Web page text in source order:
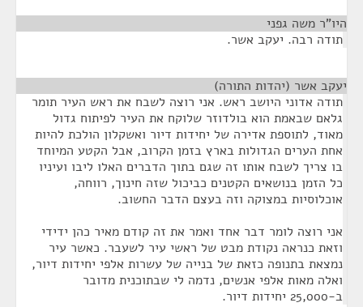
היו"ר משה גפני
תודה רבה. יעקב אשר.
יעקב אשר (יהדות התורה)
תודה אדוני היושב ראש. אני רוצה לשבח את ראש העיר תומר
גלאם שבאמת הוא בולדוזר שלוקח את העיר לפיתוח גדול
מאוד, לתוספת אדירה של יחידות דיור ואשקלון הולכת להיות
אחת הערים הגדולות בארץ בזמן הקרוב, אבל הקטע המיוחד
בו צריך לשבח אותו זה שגם בתוך הדברים האלו ליבו ועיניו
כל הזמן בנושאים הקטנים כביכול שזה חינוך, רווחה,
אוכלוסיות במצוקה וזה בעצם הדבר החשוב.
אני רוצה לומר דבר אחד ואמר את זה קודם מאיר כהן ידידי
וזאת כנראה נקודת מבט של ראשי עיר לשעבר. כאשר עיר
נמצאת בתנופה כזאת של בנייה של עשרות אלפי יחידות דיור,
ואלה מאות אלפי אנשים, נדמה לי שבתוכנית מדובר
ב-25,000 יחידות דיור.